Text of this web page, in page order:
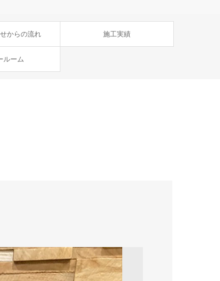
からの流れ 施工実績
ルーム